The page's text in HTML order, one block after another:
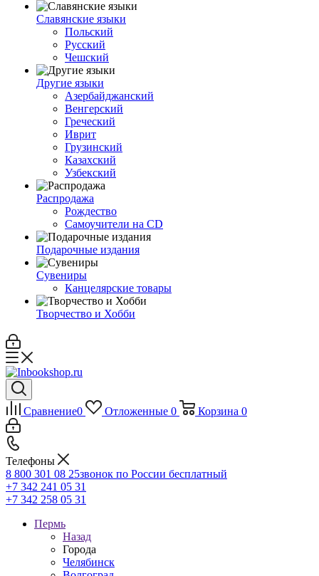
Славянские языки
Польский
Русский
Чешский
Другие языки
Азербайджанский
Венгерский
Греческий
Иврит
Грузинский
Казахский
Узбекский
Распродажа
Рождество
Самоучители на CD
Подарочные издания
Сувениры
Канцелярские товары
Творчество и Хобби
Сравнение0 Отложенные 0 Корзина 0
Телефоны
8 800 301 08 25звонок по России бесплатный
+7 342 241 05 31
+7 342 258 05 31
Пермь
Назад
Города
Челябинск